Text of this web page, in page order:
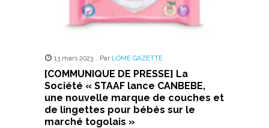
13 mars 2023 , Par LOME GAZETTE
[COMMUNIQUE DE PRESSE] La
Société « STAAF lance CANBEBE,
une nouvelle marque de couches et
de lingettes pour bébés sur le
marché togolais »